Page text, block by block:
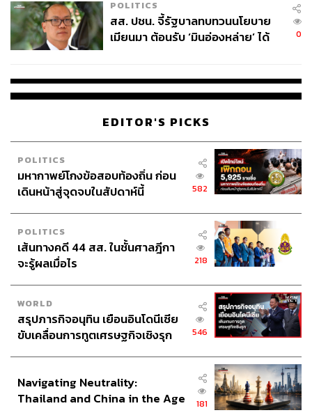
POLITICS
สส. ปชน. จี้รัฐบาลทบทวนนโยบาย
เมียนมา ต้อนรับ ‘มินอ่องหล่าย’ ได้
0
EDITOR'S PICKS
POLITICS
มหากาพย์โกงข้อสอบท้องถิ่น ก่อน
เดินหน้าสู่จุดจบในสัปดาห์นี้
582
POLITICS
เส้นทางคดี 44 สส. ในชั้นศาลฎีกา
จะรู้ผลเมื่อไร
218
WORLD
สรุปภารกิจอนุทิน เยือนอินโดนีเซีย
ขับเคลื่อนการทูตเศรษฐกิจเชิงรุก
546
Navigating Neutrality:
Thailand and China in the Age
181